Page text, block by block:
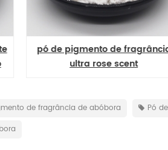
fragrância
Pó de fragrância
melancia de
de fragrância de abóbora
Pó